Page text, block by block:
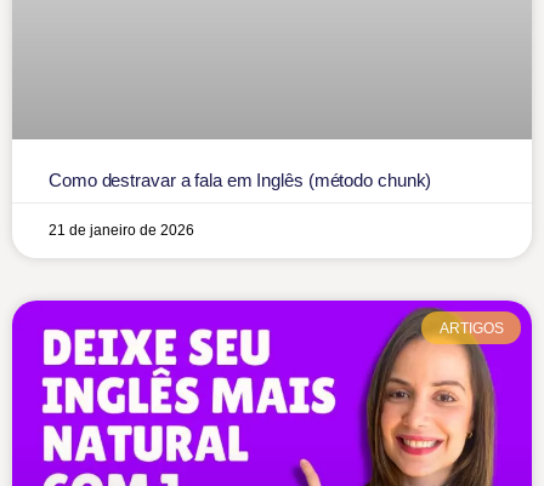
Como destravar a fala em Inglês (método chunk)
21 de janeiro de 2026
ARTIGOS